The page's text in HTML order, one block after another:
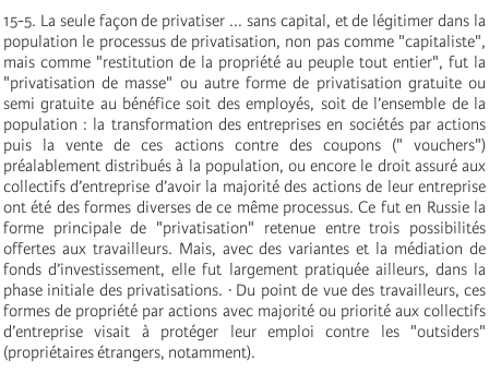
15-5. La seule façon de privatiser ... sans capital, et de légitimer dans la
population le processus de privatisation, non pas comme "capitaliste",
mais comme "restitution de la propriété au peuple tout entier", fut la
"privatisation de masse" ou autre forme de privatisation gratuite ou
semi gratuite au bénéfice soit des employés, soit de l’ensemble de la
population : la transformation des entreprises en sociétés par actions
puis la vente de ces actions contre des coupons (" vouchers")
préalablement distribués à la population, ou encore le droit assuré aux
collectifs d’entreprise d’avoir la majorité des actions de leur entreprise
ont été des formes diverses de ce même processus. Ce fut en Russie la
forme principale de "privatisation" retenue entre trois possibilités
offertes aux travailleurs. Mais, avec des variantes et la médiation de
fonds d’investissement, elle fut largement pratiquée ailleurs, dans la
phase initiale des privatisations. · Du point de vue des travailleurs, ces
formes de propriété par actions avec majorité ou priorité aux collectifs
d’entreprise visait à protéger leur emploi contre les "outsiders"
(propriétaires étrangers, notamment).